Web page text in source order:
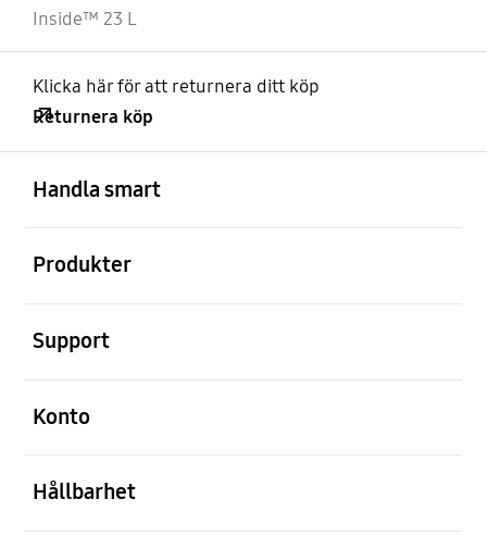
Inside™ 23 L
Klicka här för att returnera ditt köp
Returnera köp
Handla smart
Produkter
Support
Konto
Hållbarhet